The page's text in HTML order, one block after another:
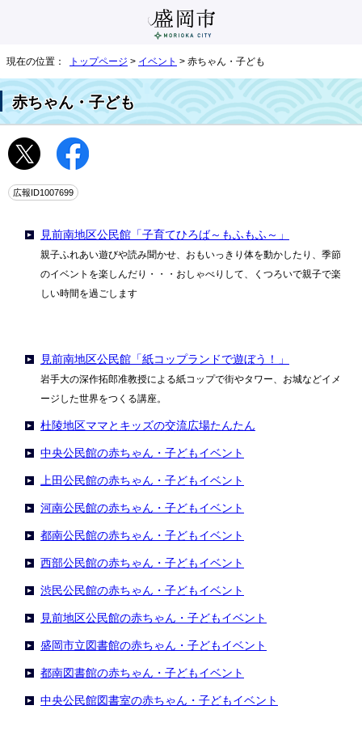
現在の位置： トップページ > イベント > 赤ちゃん・子ども
赤ちゃん・子ども
広報ID1007699
見前南地区公民館「子育てひろば～もふもふ～」
親子ふれあい遊びや読み聞かせ、おもいっきり体を動かしたり、季節
のイベントを楽しんだり・・・おしゃべりして、くつろいで親子で楽
しい時間を過ごします
見前南地区公民館「紙コップランドで遊ぼう！」
岩手大の深作拓郎准教授による紙コップで街やタワー、お城などイメ
ージした世界をつくる講座。
杜陵地区ママとキッズの交流広場たんたん
中央公民館の赤ちゃん・子どもイベント
上田公民館の赤ちゃん・子どもイベント
河南公民館の赤ちゃん・子どもイベント
都南公民館の赤ちゃん・子どもイベント
西部公民館の赤ちゃん・子どもイベント
渋民公民館の赤ちゃん・子どもイベント
見前地区公民館の赤ちゃん・子どもイベント
盛岡市立図書館の赤ちゃん・子どもイベント
都南図書館の赤ちゃん・子どもイベント
中央公民館図書室の赤ちゃん・子どもイベント